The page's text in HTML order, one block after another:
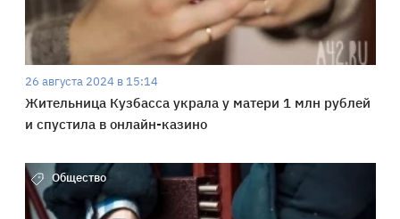
26 августа 2024 в 15:14
Жительница Кузбасса украла у матери 1 млн рублей
и спустила в онлайн-казино
Общество